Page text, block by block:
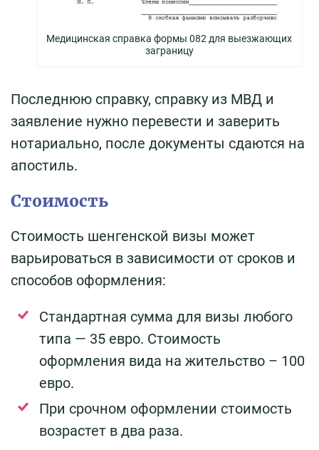
Медицинская справка формы 082 для выезжающих
заграницу
Последнюю справку, справку из МВД и
заявление нужно перевести и заверить
нотариально, после документы сдаются на
апостиль.
Стоимость
Стоимость шенгенской визы может
варьироваться в зависимости от сроков и
способов оформления:
Стандартная сумма для визы любого
типа — 35 евро. Стоимость
оформления вида на жительство – 100
евро.
При срочном оформлении стоимость
возрастет в два раза.